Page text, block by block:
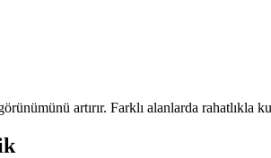
artırır. Farklı alanlarda rahatlıkla